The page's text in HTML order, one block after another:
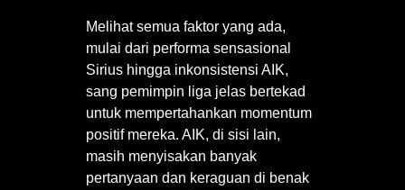
Melihat semua faktor yang ada,
mulai dari performa sensasional
Sirius hingga inkonsistensi AIK,
sang pemimpin liga jelas bertekad
untuk mempertahankan momentum
positif mereka. AIK, di sisi lain,
masih menyisakan banyak
pertanyaan dan keraguan di benak